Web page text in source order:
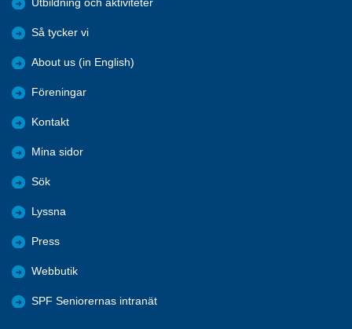
Utbildning och aktiviteter
Så tycker vi
About us (in English)
Föreningar
Kontakt
Mina sidor
Sök
Lyssna
Press
Webbutik
SPF Seniorernas intranät